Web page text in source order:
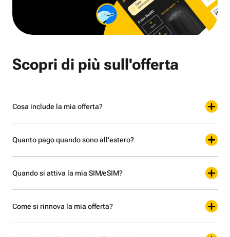
Scopri di più sull'offerta
Cosa include la mia offerta?
Quanto pago quando sono all'estero?
Quando si attiva la mia SIM/eSIM?
Come si rinnova la mia offerta?